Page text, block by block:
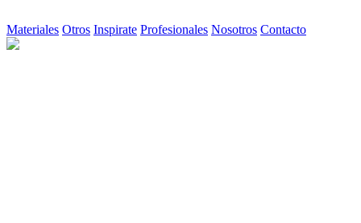
Materiales Otros Inspirate Profesionales Nosotros Contacto